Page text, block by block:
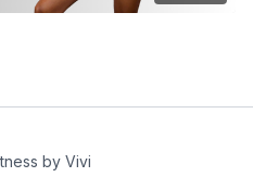
by Vivi